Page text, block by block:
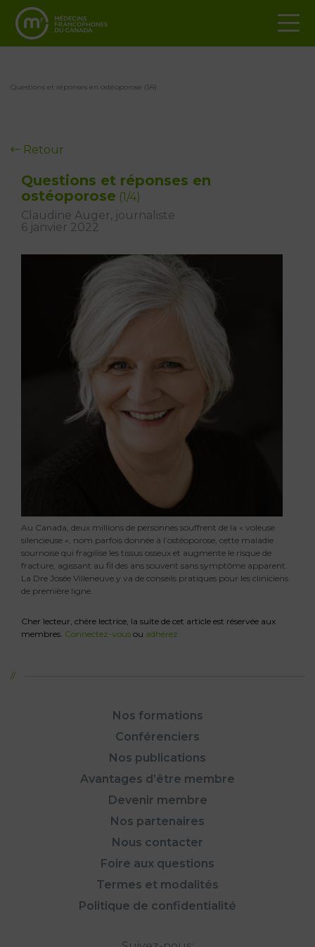
Questions et réponses en ostéoporose (1/4)
Retour
Questions et réponses en
ostéoporose (1/4)
Claudine Auger, journaliste
6 janvier 2022
Au Canada, deux millions de personnes souffrent de la « voleuse
silencieuse », nom parfois donnée à l’ostéoporose, cette maladie
sournoise qui fragilise les tissus osseux et augmente le risque de
fracture, agissant au fil des ans souvent sans symptôme apparent.
La Dre Josée Villeneuve y va de conseils pratiques pour les cliniciens
de première ligne.
Cher lecteur, chère lectrice, la suite de cet article est réservée aux
membres. Connectez-vous ou adhérez
Nos formations
Conférenciers
Nos publications
Avantages d’être membre
Devenir membre
Nos partenaires
Nous contacter
Foire aux questions
Termes et modalités
Politique de confidentialité